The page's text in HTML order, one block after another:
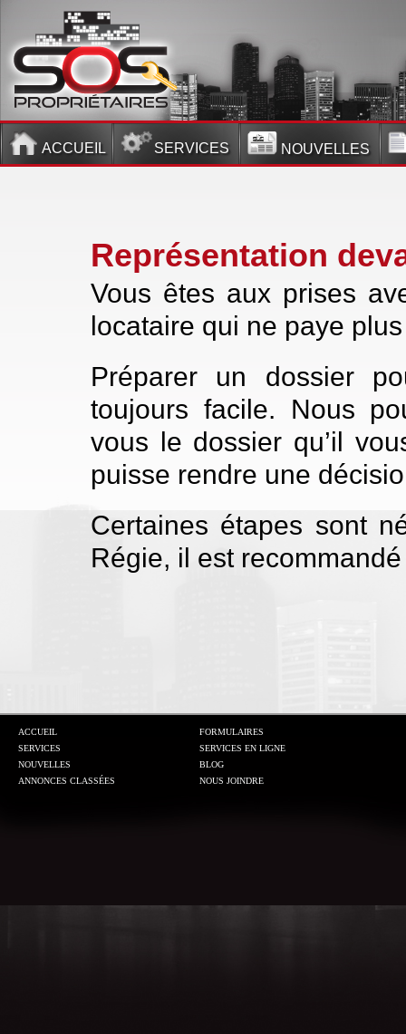
ACCUEIL SERVICES NOUVELLES
Représentation
Vous êtes aux prises
locataire qui ne paye
Préparer un dossier
toujours facile. Nous
vous le dossier qu’il
puisse rendre une
Certaines étapes sont
Régie, il est
ACCUEIL
SERVICES
NOUVELLES
ANNONCES CLASSÉES
FORMULAIRES
SERVICES EN LIGNE
BLOG
NOUS JOINDRE